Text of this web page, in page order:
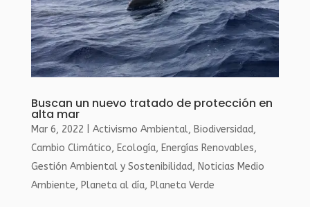
Buscan un nuevo tratado de protección en
alta mar
Mar 6, 2022 Activismo Ambiental, Biodiversidad,
Cambio Climático, Ecología, Energías Renovables,
Gestión Ambiental y Sostenibilidad, Noticias Medio
Ambiente, Planeta al día, Planeta Verde